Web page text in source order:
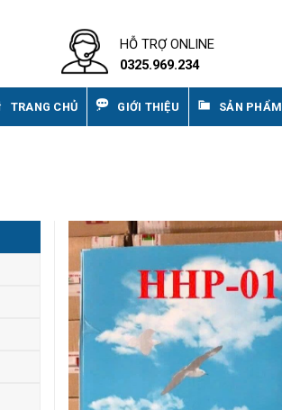
HỖ TRỢ ONLINE
0325.969.234
TRANG CHỦ GIỚI THIỆU SẢN PHẨM